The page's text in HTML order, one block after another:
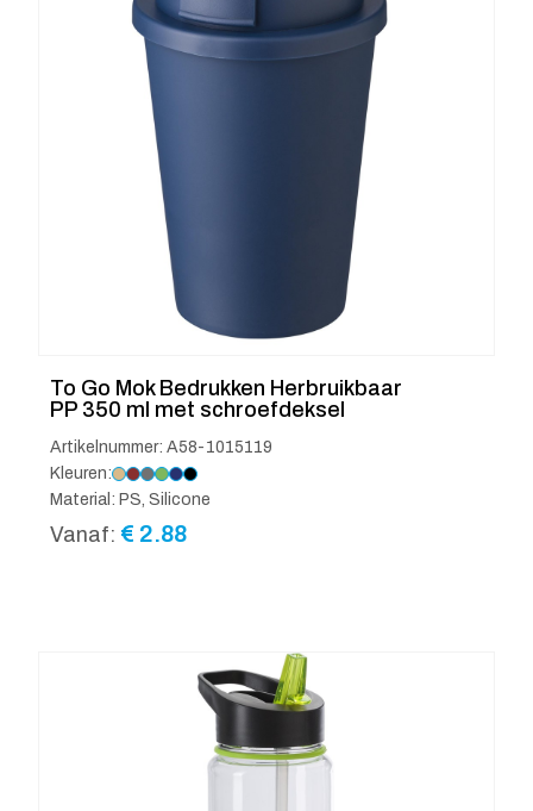
To Go Mok Bedrukken Herbruikbaar
PP 350 ml met schroefdeksel
Artikelnummer: A58-1015119
Kleuren:
Material: PS, Silicone
Vanaf: € 2.88